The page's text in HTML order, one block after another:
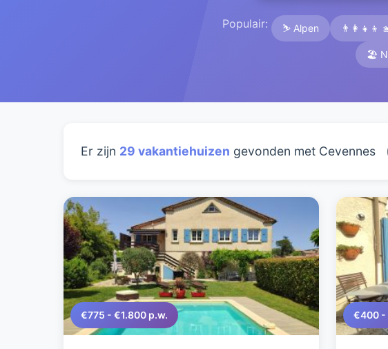
Populair: ⛷️ Alpen 👨‍👩‍👧‍👦
🏖️
Er zijn 29 vakantiehuizen gevonden met Cevennes
€775 - €1.800 p.w. €400 -